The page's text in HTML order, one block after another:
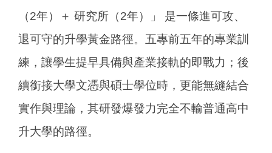
（2年）＋ 研究所（2年）」 是一條進可攻、
退可守的升學黃金路徑。五專前五年的專業訓
練，讓學生提早具備與產業接軌的即戰力；後
續銜接大學文憑與碩士學位時，更能無縫結合
實作與理論，其研發爆發力完全不輸普通高中
升大學的路徑。